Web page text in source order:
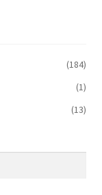
(184)
(1)
(13)